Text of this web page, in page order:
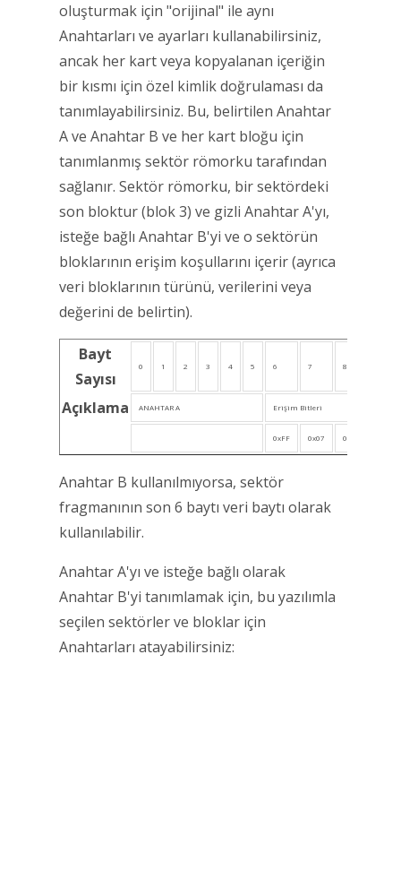
oluşturmak için "orijinal" ile aynı
Anahtarları ve ayarları kullanabilirsiniz,
ancak her kart veya kopyalanan içeriğin
bir kısmı için özel kimlik doğrulaması da
tanımlayabilirsiniz. Bu, belirtilen Anahtar
A ve Anahtar B ve her kart bloğu için
tanımlanmış sektör römorku tarafından
sağlanır. Sektör römorku, bir sektördeki
son bloktur (blok 3) ve gizli Anahtar A'yı,
isteğe bağlı Anahtar B'yi ve o sektörün
bloklarının erişim koşullarını içerir (ayrıca
veri bloklarının türünü, verilerini veya
değerini de belirtin).
Bayt
Sayısı
0 1 2 3 4 5 6 7 8
Açıklama ANAHTAR A Erişim Bitleri
0xFF 0x07 0x80
Anahtar B kullanılmıyorsa, sektör
fragmanının son 6 baytı veri baytı olarak
kullanılabilir.
Anahtar A'yı ve isteğe bağlı olarak
Anahtar B'yi tanımlamak için, bu yazılımla
seçilen sektörler ve bloklar için
Anahtarları atayabilirsiniz: